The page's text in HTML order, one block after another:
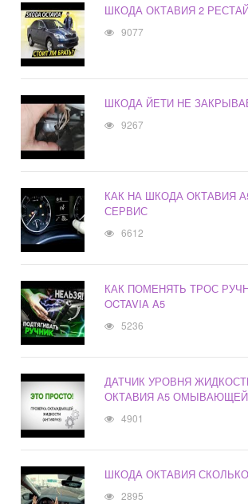
ШКОДА ОКТАВИЯ 2
9077
ШКОДА ЙЕТИ НЕ
9267
КАК НА ШКОДА ОКТАВИЯ
СЕРВИС
6612
КАК ПОМЕНЯТЬ ТРОС
OCTAVIA A5
5236
ДАТЧИК УРОВНЯ
ОКТАВИЯ А5 ОМЫВАЮЩЕЙ
4901
ШКОДА ОКТАВИЯ
2895